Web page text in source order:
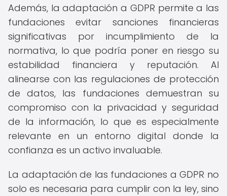
Además, la adaptación a GDPR permite a las
fundaciones evitar sanciones financieras
significativas por incumplimiento de la
normativa, lo que podría poner en riesgo su
estabilidad financiera y reputación. Al
alinearse con las regulaciones de protección
de datos, las fundaciones demuestran su
compromiso con la privacidad y seguridad
de la información, lo que es especialmente
relevante en un entorno digital donde la
confianza es un activo invaluable.
La adaptación de las fundaciones a GDPR no
solo es necesaria para cumplir con la ley, sino